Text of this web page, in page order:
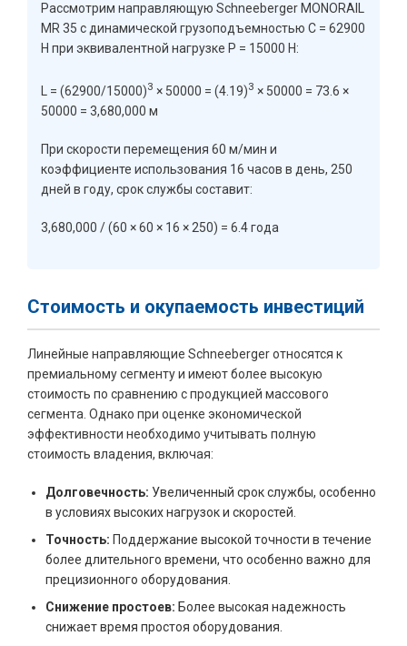
Рассмотрим направляющую Schneeberger MONORAIL
MR 35 с динамической грузоподъемностью C = 62900
Н при эквивалентной нагрузке P = 15000 Н:
L = (62900/15000)3 × 50000 = (4.19)3 × 50000 = 73.6 ×
50000 = 3,680,000 м
При скорости перемещения 60 м/мин и
коэффициенте использования 16 часов в день, 250
дней в году, срок службы составит:
3,680,000 / (60 × 60 × 16 × 250) = 6.4 года
Стоимость и окупаемость инвестиций
Линейные направляющие Schneeberger относятся к
премиальному сегменту и имеют более высокую
стоимость по сравнению с продукцией массового
сегмента. Однако при оценке экономической
эффективности необходимо учитывать полную
стоимость владения, включая:
Долговечность: Увеличенный срок службы, особенно
в условиях высоких нагрузок и скоростей.
Точность: Поддержание высокой точности в течение
более длительного времени, что особенно важно для
прецизионного оборудования.
Снижение простоев: Более высокая надежность
снижает время простоя оборудования.